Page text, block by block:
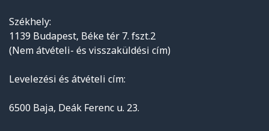
Székhely:
1139 Budapest, Béke tér 7. fszt.2
(Nem átvételi- és visszaküldési cím)
Levelezési és átvételi cím:
6500 Baja, Deák Ferenc u. 23.